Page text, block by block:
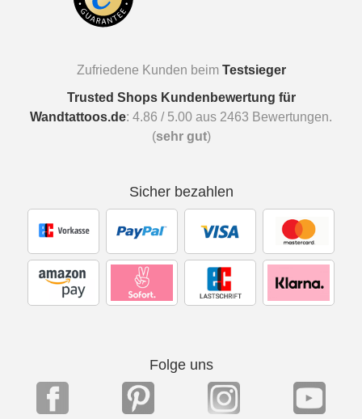
Zufriedene Kunden beim Testsieger
Trusted Shops Kundenbewertung für
Wandtattoos.de: 4.86 / 5.00 aus 2463 Bewertungen.
(sehr gut)
Sicher bezahlen
Folge uns